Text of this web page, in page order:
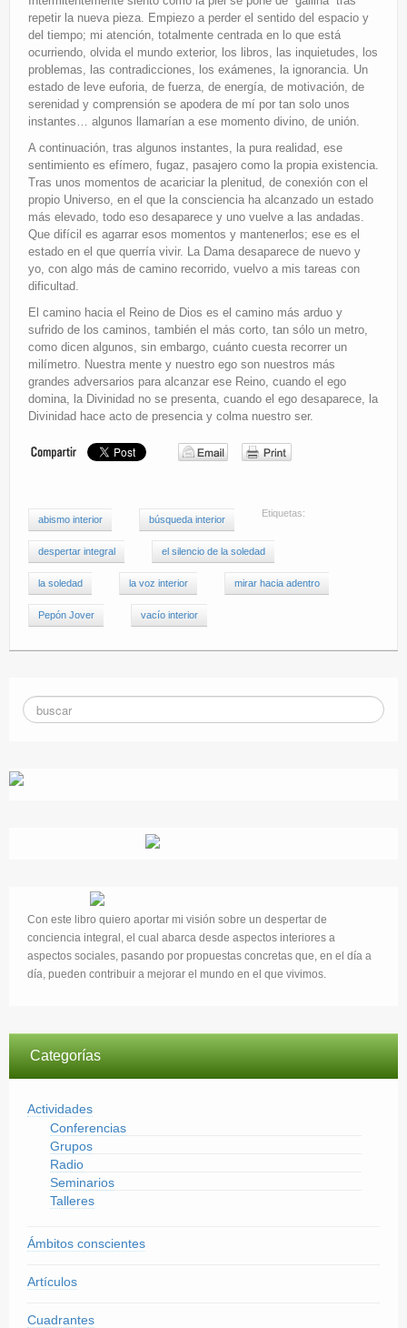
repetir la nueva pieza. Empiezo a perder el sentido del espacio y
del tiempo; mi atención, totalmente centrada en lo que está
ocurriendo, olvida el mundo exterior, los libros, las inquietudes, los
problemas, las contradicciones, los exámenes, la ignorancia. Un
estado de leve euforia, de fuerza, de energía, de motivación, de
serenidad y comprensión se apodera de mí por tan solo unos
instantes… algunos llamarían a ese momento divino, de unión.
A continuación, tras algunos instantes, la pura realidad, ese
sentimiento es efímero, fugaz, pasajero como la propia existencia.
Tras unos momentos de acariciar la plenitud, de conexión con el
propio Universo, en el que la consciencia ha alcanzado un estado
más elevado, todo eso desaparece y uno vuelve a las andadas.
Que difícil es agarrar esos momentos y mantenerlos; ese es el
estado en el que querría vivir. La Dama desaparece de nuevo y
yo, con algo más de camino recorrido, vuelvo a mis tareas con
dificultad.
El camino hacia el Reino de Dios es el camino más arduo y
sufrido de los caminos, también el más corto, tan sólo un metro,
como dicen algunos, sin embargo, cuánto cuesta recorrer un
milímetro. Nuestra mente y nuestro ego son nuestros más
grandes adversarios para alcanzar ese Reino, cuando el ego
domina, la Divinidad no se presenta, cuando el ego desaparece, la
Divinidad hace acto de presencia y colma nuestro ser.
Etiquetas:
abismo interior búsqueda interior
despertar integral el silencio de la soledad
la soledad la voz interior mirar hacia adentro
Pepón Jover vacío interior
Con este libro quiero aportar mi visión sobre un despertar de
conciencia integral, el cual abarca desde aspectos interiores a
aspectos sociales, pasando por propuestas concretas que, en el día a
día, pueden contribuir a mejorar el mundo en el que vivimos.
Categorías
Actividades
Conferencias
Grupos
Radio
Seminarios
Talleres
Ámbitos conscientes
Artículos
Cuadrantes